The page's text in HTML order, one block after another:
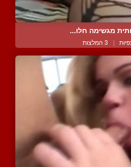
מגשימה חלו...
| 3 המלצות